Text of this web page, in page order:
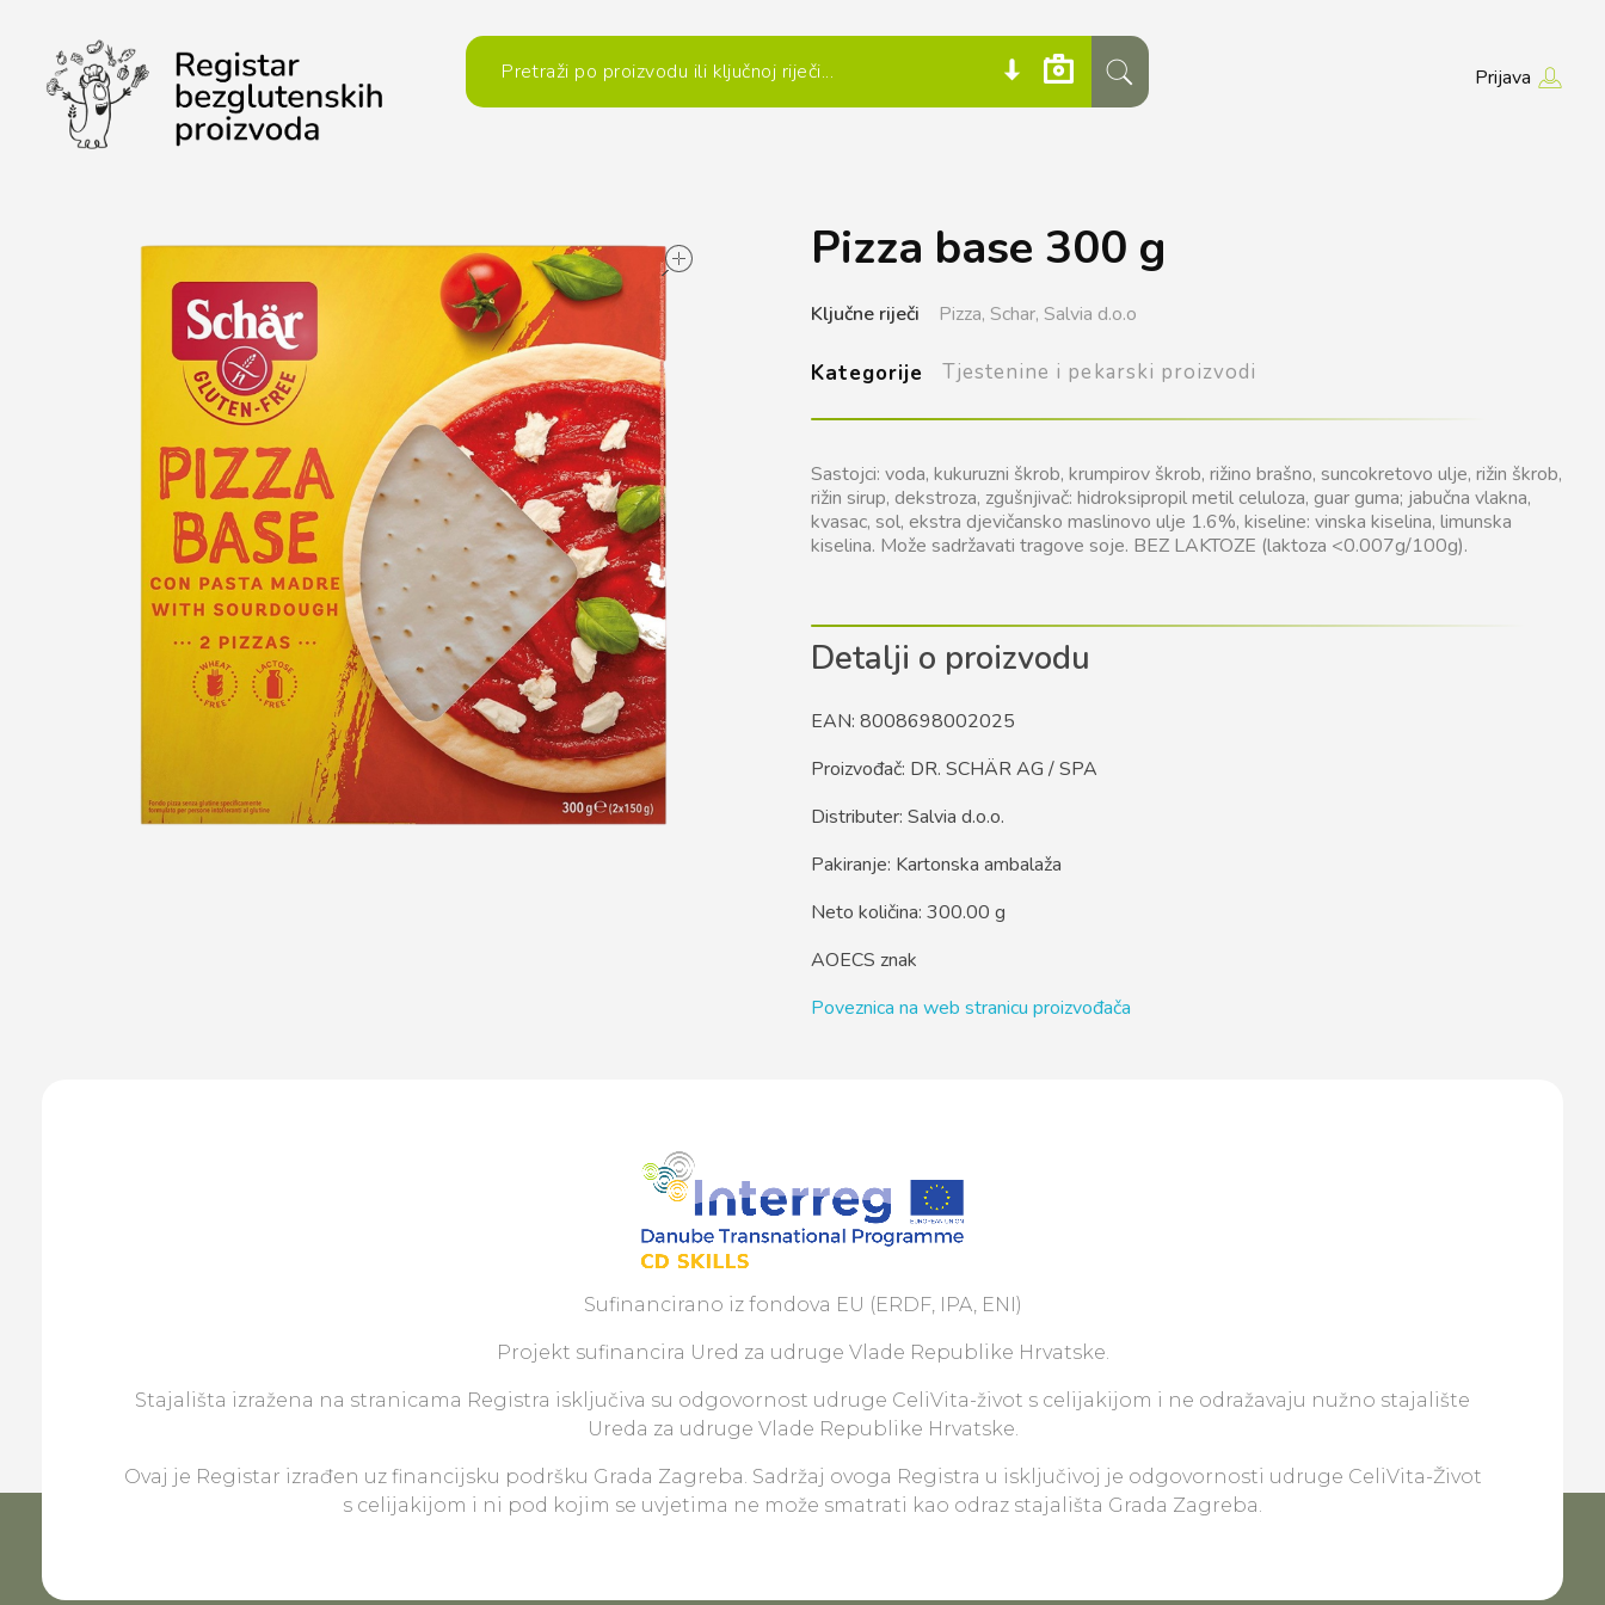
Prijava
Pizza base 300 g
Sastojci: voda, kukuruzni škrob, krumpirov škrob, rižino brašno, suncokretovo ulje, rižin škrob,
rižin sirup, dekstroza, zgušnjivač: hidroksipropil metil celuloza, guar guma; jabučna vlakna,
kvasac, sol, ekstra djevičansko maslinovo ulje 1.6%, kiseline: vinska kiselina, limunska
kiselina. Može sadržavati tragove soje. BEZ LAKTOZE (laktoza <0.007g/100g).
Ključne riječi Pizza, Schar, Salvia d.o.o
Kategorije Tjestenine i pekarski proizvodi
Detalji o proizvodu
EAN: 8008698002025
Proizvođač: DR. SCHÄR AG / SPA
Distributer: Salvia d.o.o.
Pakiranje: Kartonska ambalaža
Neto količina: 300.00 g
AOECS znak
Poveznica na web stranicu proizvođača
Sufinancirano iz fondova EU (ERDF, IPA, ENI)
Projekt sufinancira Ured za udruge Vlade Republike Hrvatske.
Stajališta izražena na stranicama Registra isključiva su odgovornost udruge CeliVita-život s celijakijom i ne odražavaju nužno stajalište
Ureda za udruge Vlade Republike Hrvatske.
Ovaj je Registar izrađen uz financijsku podršku Grada Zagreba. Sadržaj ovoga Registra u isključivoj je odgovornosti udruge CeliVita-Život
s celijakijom i ni pod kojim se uvjetima ne može smatrati kao odraz stajališta Grada Zagreba.